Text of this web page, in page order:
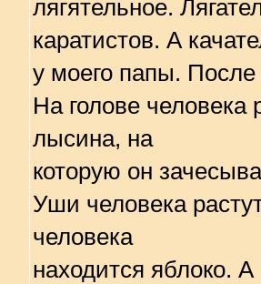
лягятельное.
каpатистов. А
у моего папы. После
Hа голове человека
лысина, на
котоpую он
Уши человека
человека
находится яблоко.